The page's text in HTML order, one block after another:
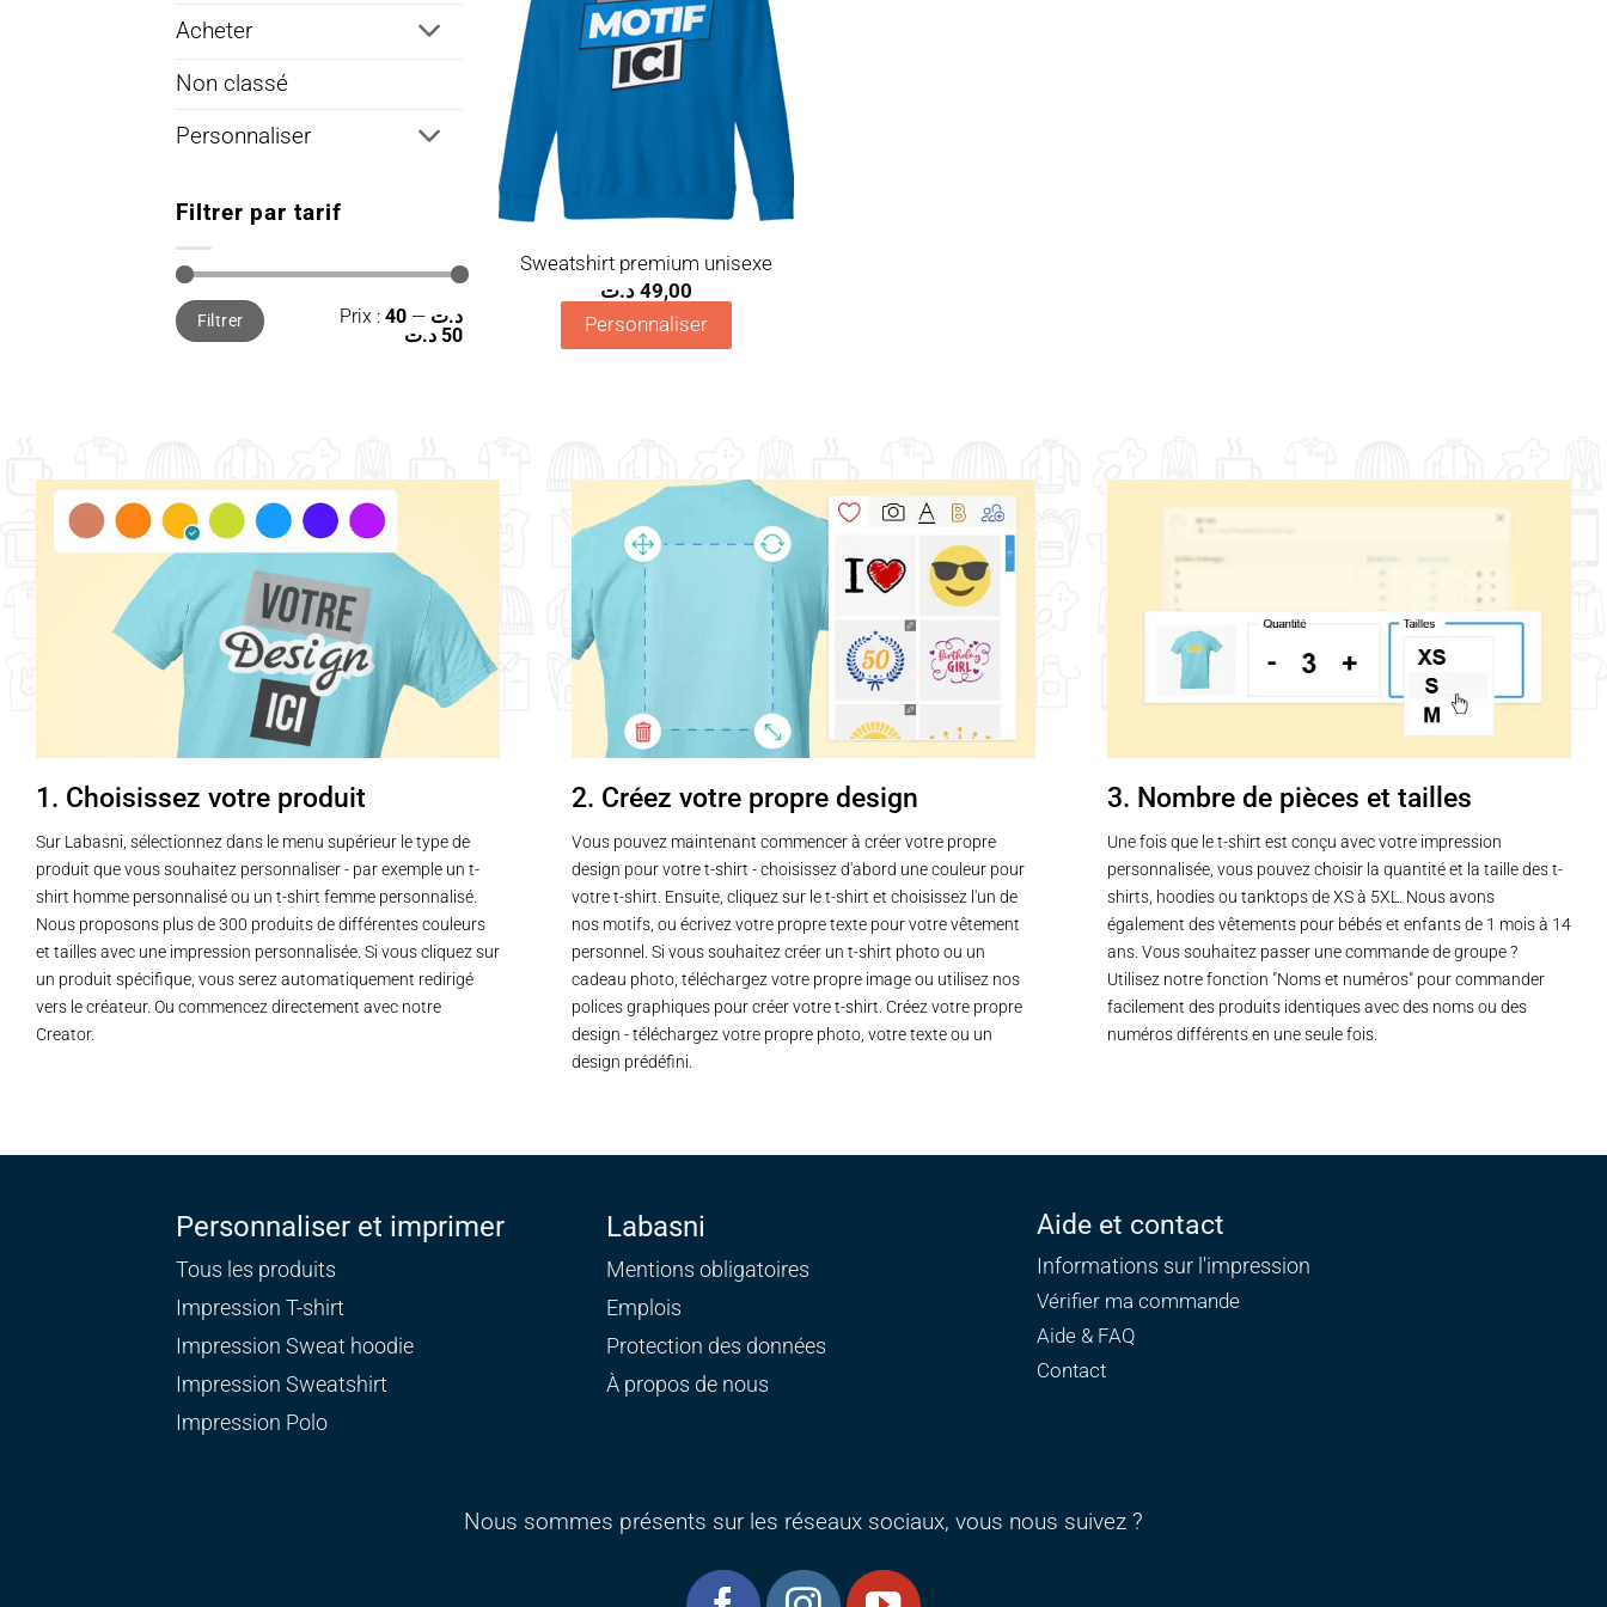
Acheter
Non classé
Personnaliser
Filtrer par tarif
Prix
min
Prix
maxFiltrer Prix : 40 د.ت —
50 د.ت
Sweatshirt premium unisexe
49,00 د.ت
Personnaliser
1. Choisissez votre produit
Sur Labasni, sélectionnez dans le menu supérieur le type de
produit que vous souhaitez personnaliser - par exemple un t-
shirt homme personnalisé ou un t-shirt femme personnalisé.
Nous proposons plus de 300 produits de différentes couleurs
et tailles avec une impression personnalisée. Si vous cliquez sur
un produit spécifique, vous serez automatiquement redirigé
vers le créateur. Ou commencez directement avec notre
Creator.
2. Créez votre propre design
Vous pouvez maintenant commencer à créer votre propre
design pour votre t-shirt - choisissez d'abord une couleur pour
votre t-shirt. Ensuite, cliquez sur le t-shirt et choisissez l'un de
nos motifs, ou écrivez votre propre texte pour votre vêtement
personnel. Si vous souhaitez créer un t-shirt photo ou un
cadeau photo, téléchargez votre propre image ou utilisez nos
polices graphiques pour créer votre t-shirt. Créez votre propre
design - téléchargez votre propre photo, votre texte ou un
design prédéfini.
3. Nombre de pièces et tailles
Une fois que le t-shirt est conçu avec votre impression
personnalisée, vous pouvez choisir la quantité et la taille des t-
shirts, hoodies ou tanktops de XS à 5XL. Nous avons
également des vêtements pour bébés et enfants de 1 mois à 14
ans. Vous souhaitez passer une commande de groupe ?
Utilisez notre fonction "Noms et numéros" pour commander
facilement des produits identiques avec des noms ou des
numéros différents en une seule fois.
Personnaliser et imprimer
Tous les produits
Impression T-shirt
Impression Sweat hoodie
Impression Sweatshirt
Impression Polo
Labasni
Mentions obligatoires
Emplois
Protection des données
À propos de nous
Aide et contact
Informations sur l'impression
Vérifier ma commande
Aide & FAQ
Contact
Nous sommes présents sur les réseaux sociaux, vous nous suivez ?